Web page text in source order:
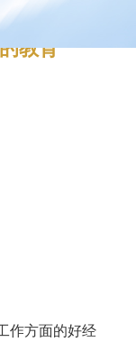
教育
作方面的好经